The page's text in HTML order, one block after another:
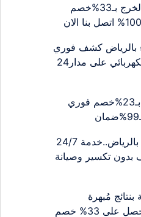
شركة تنظيف منازل بالخرج بـ33%خصم
بالرياض كشف فوري
دقيق 100% للتماس الكهربائي على مدار24
كهربائي منازل بالخرج بـ23%خصم فوري
كشف اعطال الكابلات بالرياض..خدمة 24/7
تكسير وصيانة
مُبهرة
100%اتصل بنا الان واحصل على 33% خصم